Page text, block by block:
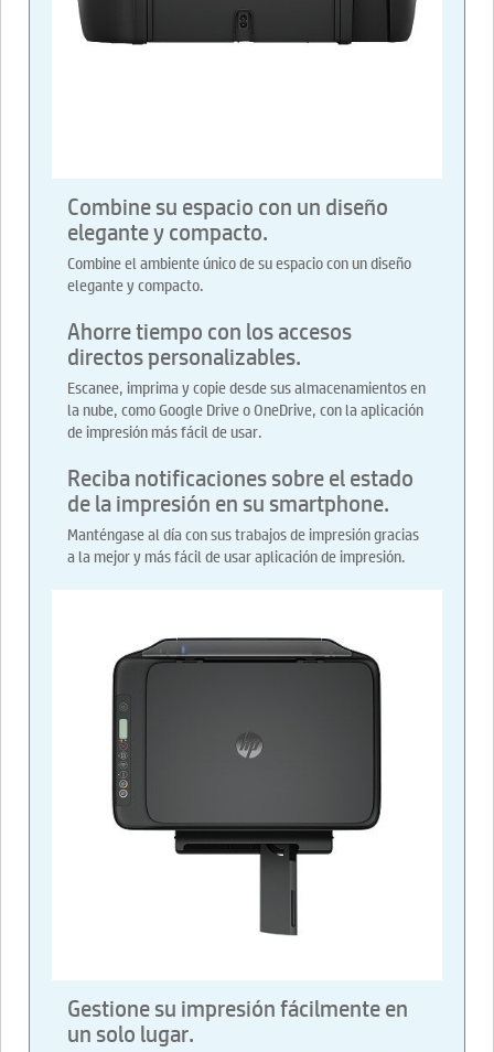
Combine su espacio con un diseño
elegante y compacto.
Combine el ambiente único de su espacio con un diseño
elegante y compacto.
Ahorre tiempo con los accesos
directos personalizables.
Escanee, imprima y copie desde sus almacenamientos en
la nube, como Google Drive o OneDrive, con la aplicación
de impresión más fácil de usar.
Reciba notificaciones sobre el estado
de la impresión en su smartphone.
Manténgase al día con sus trabajos de impresión gracias
a la mejor y más fácil de usar aplicación de impresión.
Gestione su impresión fácilmente en
un solo lugar.